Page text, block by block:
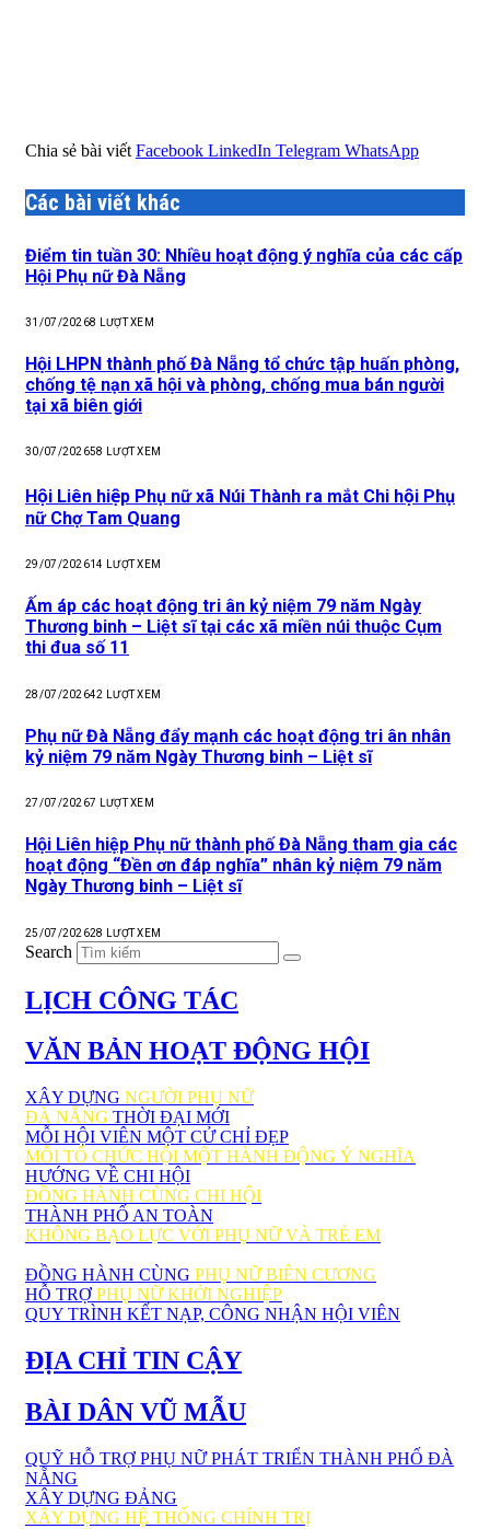
Chia sẻ bài viết Facebook LinkedIn Telegram WhatsApp
Các bài viết khác
Điểm tin tuần 30: Nhiều hoạt động ý nghĩa của các cấp
Hội Phụ nữ Đà Nẵng
31/07/20268 LƯỢT XEM
Hội LHPN thành phố Đà Nẵng tổ chức tập huấn phòng,
chống tệ nạn xã hội và phòng, chống mua bán người
tại xã biên giới
30/07/202658 LƯỢT XEM
Hội Liên hiệp Phụ nữ xã Núi Thành ra mắt Chi hội Phụ
nữ Chợ Tam Quang
29/07/202614 LƯỢT XEM
Ấm áp các hoạt động tri ân kỷ niệm 79 năm Ngày
Thương binh – Liệt sĩ tại các xã miền núi thuộc Cụm
thi đua số 11
28/07/202642 LƯỢT XEM
Phụ nữ Đà Nẵng đẩy mạnh các hoạt động tri ân nhân
kỷ niệm 79 năm Ngày Thương binh – Liệt sĩ
27/07/20267 LƯỢT XEM
Hội Liên hiệp Phụ nữ thành phố Đà Nẵng tham gia các
hoạt động “Đền ơn đáp nghĩa” nhân kỷ niệm 79 năm
Ngày Thương binh – Liệt sĩ
25/07/202628 LƯỢT XEM
Search
LỊCH CÔNG TÁC
VĂN BẢN HOẠT ĐỘNG HỘI
XÂY DỰNG NGƯỜI PHỤ NỮ
ĐÀ NẴNG THỜI ĐẠI MỚI
MỖI HỘI VIÊN MỘT CỬ CHỈ ĐẸP
MỖI TỔ CHỨC HỘI MỘT HÀNH ĐỘNG Ý NGHĨA
HƯỚNG VỀ CHI HỘI
ĐỒNG HÀNH CÙNG CHI HỘI
THÀNH PHỐ AN TOÀN
KHÔNG BẠO LỰC VỚI PHỤ NỮ VÀ TRẺ EM
ĐỒNG HÀNH CÙNG PHỤ NỮ BIÊN CƯƠNG
HỖ TRỢ PHỤ NỮ KHỞI NGHIỆP
QUY TRÌNH KẾT NẠP, CÔNG NHẬN HỘI VIÊN
ĐỊA CHỈ TIN CẬY
BÀI DÂN VŨ MẪU
QUỸ HỖ TRỢ PHỤ NỮ PHÁT TRIỂN THÀNH PHỐ ĐÀ
NẴNG
XÂY DỰNG ĐẢNG
XÂY DỰNG HỆ THỐNG CHÍNH TRỊ